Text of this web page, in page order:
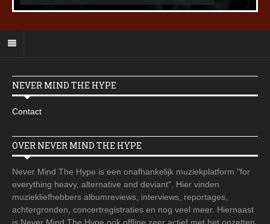
NEVER MIND THE HYPE
Contact
OVER NEVER MIND THE HYPE
Never Mind The Hype is een onafhankelijk muziekplatform "for
everything heavy, alternative and deviant". Hier vinden
muziekliefhebbers albumreviews, interviews, reportages,
achtergronden, concertregistraties en nog veel meer. Hiernaast